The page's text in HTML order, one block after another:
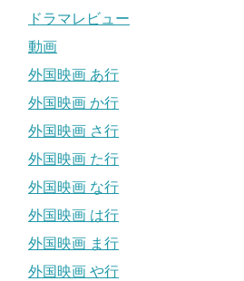
ドラマレビュー
動画
外国映画 あ行
外国映画 か行
外国映画 さ行
外国映画 た行
外国映画 な行
外国映画 は行
外国映画 ま行
外国映画 や行